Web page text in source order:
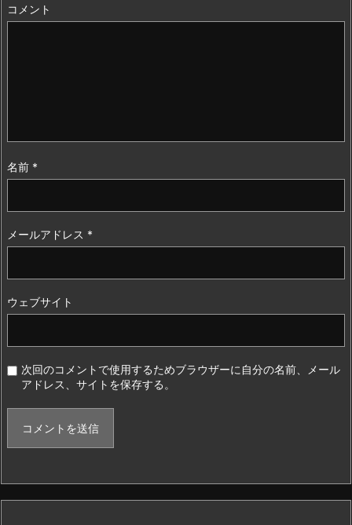
コメント
名前 *
メールアドレス *
ウェブサイト
次回のコメントで使用するためブラウザーに自分の名前、メール
アドレス、サイトを保存する。